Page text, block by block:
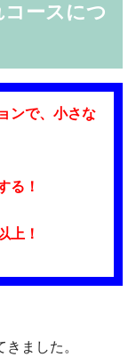
ースにつ
ンで、小さな
る！
上！
ました。